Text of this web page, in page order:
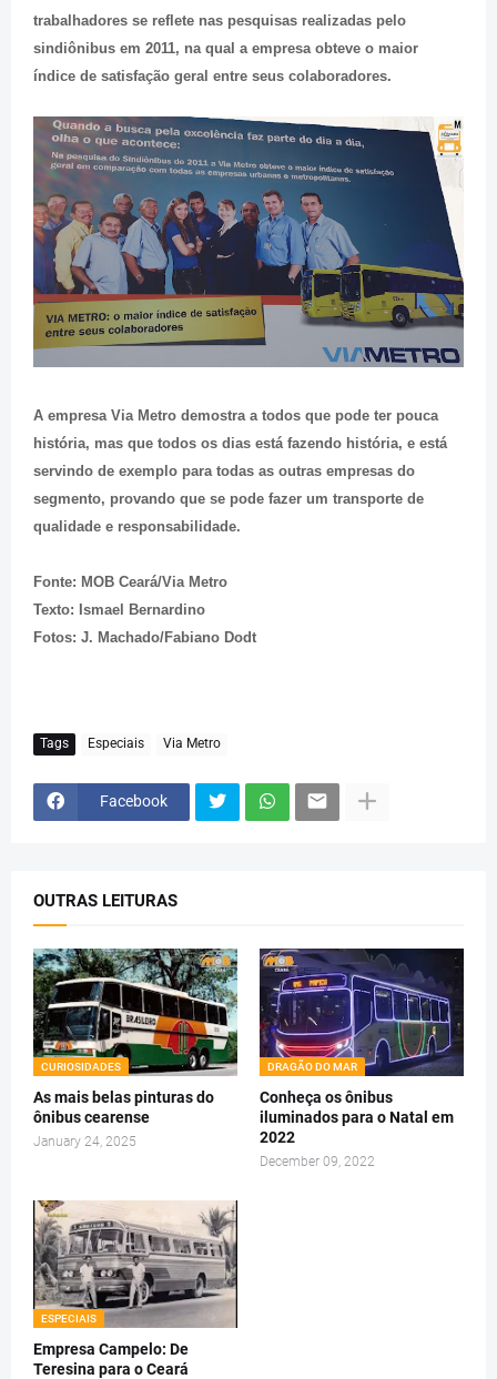
trabalhadores se reflete nas pesquisas realizadas pelo
sindiônibus em 2011, na qual a empresa obteve o maior
índice de satisfação geral entre seus colaboradores.
A empresa Via Metro demostra a todos que pode ter pouca
história, mas que todos os dias está fazendo história, e está
servindo de exemplo para todas as outras empresas do
segmento, provando que se pode fazer um transporte de
qualidade e responsabilidade.
Fonte: MOB Ceará/Via Metro
Texto: Ismael Bernardino
Fotos: J. Machado/Fabiano Dodt
Tags Especiais Via Metro
Facebook
OUTRAS LEITURAS
CURIOSIDADES
As mais belas pinturas do
ônibus cearense
January 24, 2025
DRAGÃO DO MAR
Conheça os ônibus
iluminados para o Natal em
2022
December 09, 2022
ESPECIAIS
Empresa Campelo: De
Teresina para o Ceará